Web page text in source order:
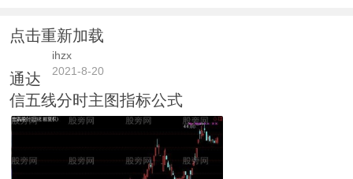
点击重新加载
ihzx
2021-8-20
通达
信五线分时主图指标公式